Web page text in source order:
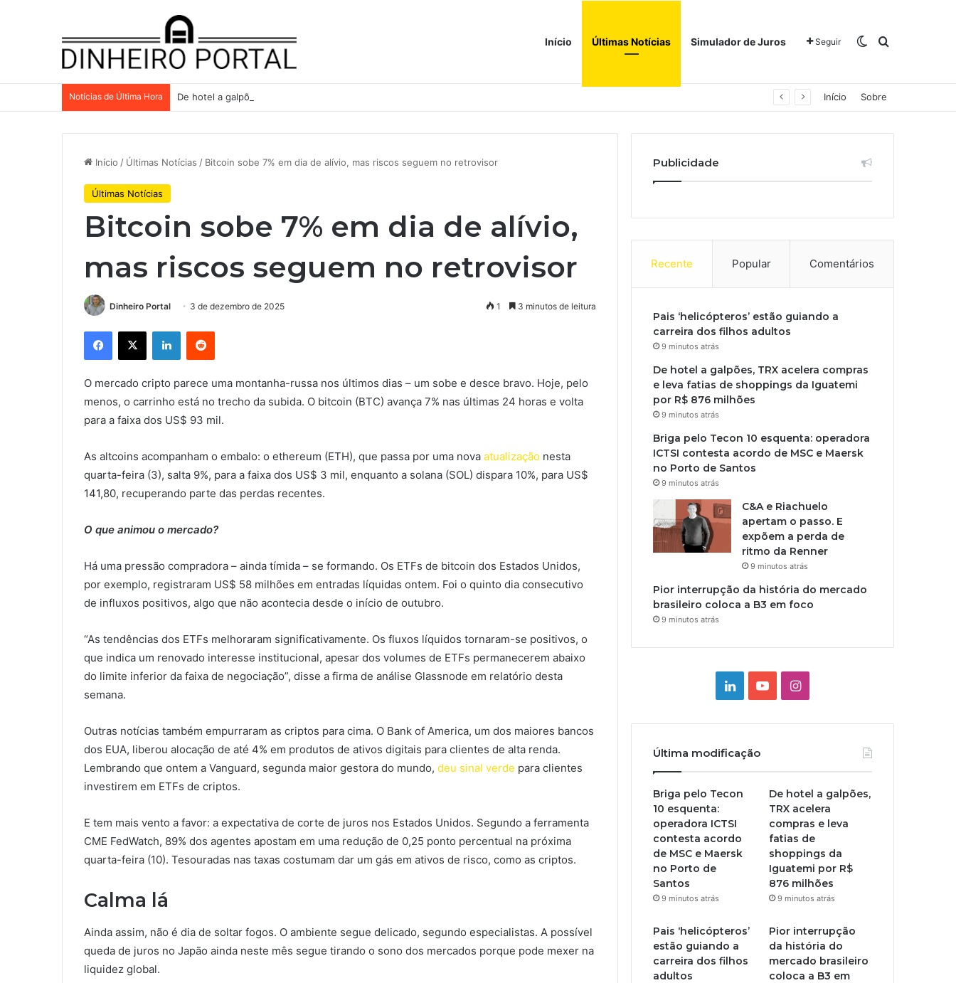
Início Últimas Notícias Simulador de Juros Seguir Switch skin
Procurar por
Notícias de Última Hora De hotel a galpões, TRX acelera compras e leva fatias de shoppings da Iguatemi por R$ 876 milhões Início Sobre
Início / Últimas Notícias / Bitcoin sobe 7% em dia de alívio, mas riscos seguem no retrovisor
Últimas Notícias
Bitcoin sobe 7% em dia de alívio,
mas riscos seguem no retrovisor
Dinheiro Portal 3 de dezembro de 2025 1 3 minutos de leitura
Facebook
X LinkedinReddit
O mercado cripto parece uma montanha-russa nos últimos dias – um sobe e desce bravo. Hoje, pelo
menos, o carrinho está no trecho da subida. O bitcoin (BTC) avança 7% nas últimas 24 horas e volta
para a faixa dos US$ 93 mil.
As altcoins acompanham o embalo: o ethereum (ETH), que passa por uma nova atualização nesta
quarta-feira (3), salta 9%, para a faixa dos US$ 3 mil, enquanto a solana (SOL) dispara 10%, para US$
141,80, recuperando parte das perdas recentes.
O que animou o mercado?
Há uma pressão compradora – ainda tímida – se formando. Os ETFs de bitcoin dos Estados Unidos,
por exemplo, registraram US$ 58 milhões em entradas líquidas ontem. Foi o quinto dia consecutivo
de influxos positivos, algo que não acontecia desde o início de outubro.
“As tendências dos ETFs melhoraram significativamente. Os fluxos líquidos tornaram-se positivos, o
que indica um renovado interesse institucional, apesar dos volumes de ETFs permanecerem abaixo
do limite inferior da faixa de negociação”, disse a firma de análise Glassnode em relatório desta
semana.
Outras notícias também empurraram as criptos para cima. O Bank of America, um dos maiores bancos
dos EUA, liberou alocação de até 4% em produtos de ativos digitais para clientes de alta renda.
Lembrando que ontem a Vanguard, segunda maior gestora do mundo, deu sinal verde para clientes
investirem em ETFs de criptos.
E tem mais vento a favor: a expectativa de corte de juros nos Estados Unidos. Segundo a ferramenta
CME FedWatch, 89% dos agentes apostam em uma redução de 0,25 ponto percentual na próxima
quarta-feira (10). Tesouradas nas taxas costumam dar um gás em ativos de risco, como as criptos.
Calma lá
Ainda assim, não é dia de soltar fogos. O ambiente segue delicado, segundo especialistas. A possível
queda de juros no Japão ainda neste mês segue tirando o sono dos mercados porque pode mexer na
liquidez global.
Publicidade
Recente Popular Comentários
Pais ‘helicópteros’ estão guiando a
carreira dos filhos adultos
9 minutos atrás
De hotel a galpões, TRX acelera compras
e leva fatias de shoppings da Iguatemi
por R$ 876 milhões
9 minutos atrás
Briga pelo Tecon 10 esquenta: operadora
ICTSI contesta acordo de MSC e Maersk
no Porto de Santos
9 minutos atrás
C&A e Riachuelo
apertam o passo. E
expõem a perda de
ritmo da Renner
9 minutos atrás
Pior interrupção da história do mercado
brasileiro coloca a B3 em foco
9 minutos atrás
LinkedinYouTubeInstagram
Última modificação
Briga pelo Tecon
10 esquenta:
operadora ICTSI
contesta acordo
de MSC e Maersk
no Porto de
Santos
9 minutos atrás
De hotel a galpões,
TRX acelera
compras e leva
fatias de
shoppings da
Iguatemi por R$
876 milhões
9 minutos atrás
Pais ‘helicópteros’
estão guiando a
carreira dos filhos
adultos
Pior interrupção
da história do
mercado brasileiro
coloca a B3 em